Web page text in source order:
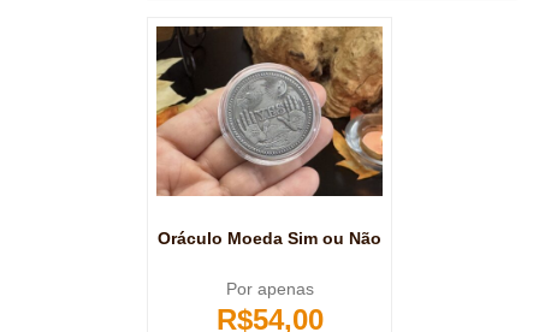
Oráculo Moeda Sim ou Não
Por apenas
R$54,00